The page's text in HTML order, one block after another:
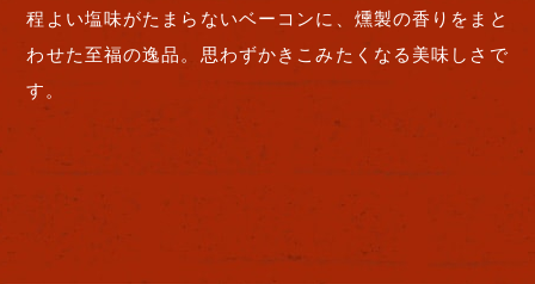
程よい塩味がたまらないベーコンに、燻製の香りをまと
わせた至福の逸品。思わずかきこみたくなる美味しさで
す。